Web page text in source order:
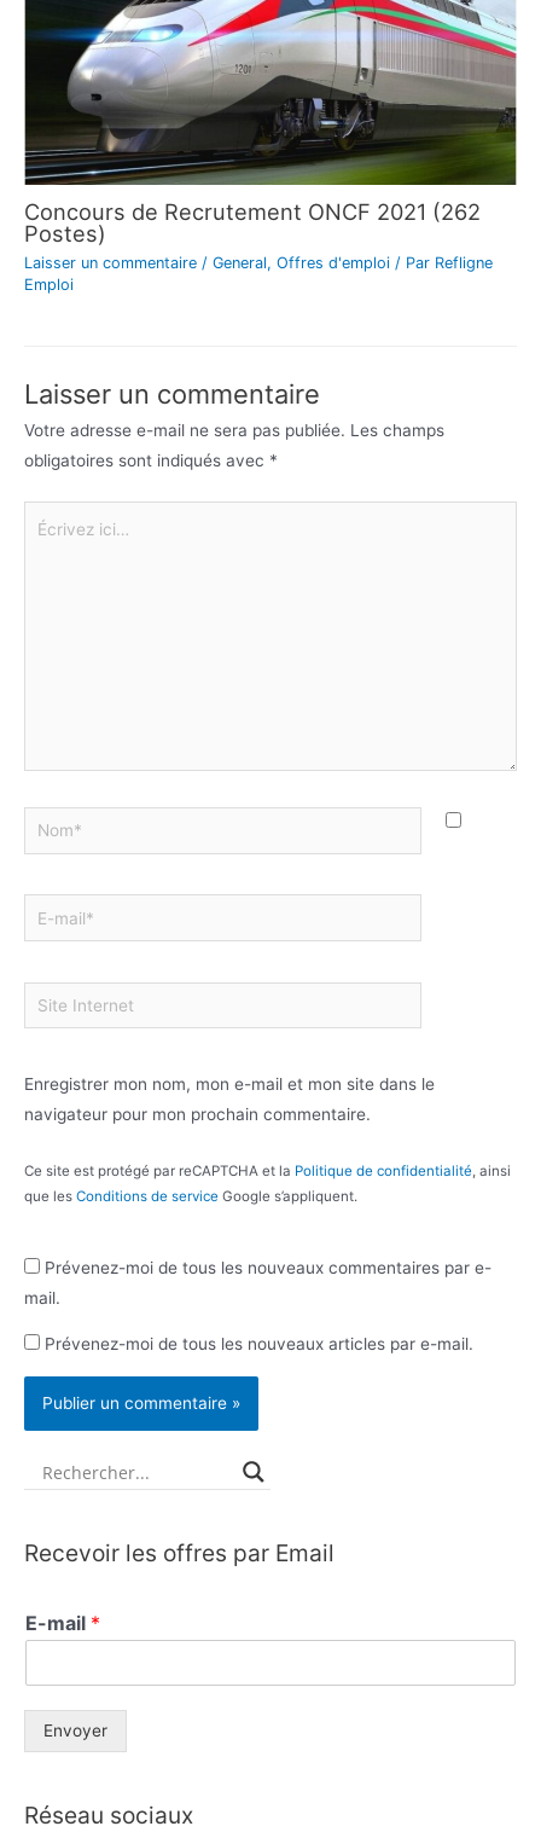
Concours de Recrutement ONCF 2021 (262
Postes)
Laisser un commentaire / General, Offres d'emploi / Par Refligne
Emploi
Laisser un commentaire
Votre adresse e-mail ne sera pas publiée. Les champs
obligatoires sont indiqués avec *
Enregistrer mon nom, mon e-mail et mon site dans le
navigateur pour mon prochain commentaire.
Ce site est protégé par reCAPTCHA et la Politique de confidentialité, ainsi
que les Conditions de service Google s’appliquent.
Prévenez-moi de tous les nouveaux commentaires par e-
mail.
Prévenez-moi de tous les nouveaux articles par e-mail.
Recevoir les offres par Email
E-mail *
Envoyer
Réseau sociaux